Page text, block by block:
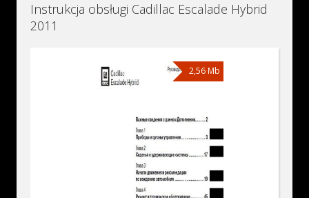
Instrukcja obsługi Cadillac Escalade Hybrid
2011
2,56 Mb